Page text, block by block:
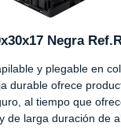
Negra
y plegable en
durable ofrece
al tiempo que
de larga duración de